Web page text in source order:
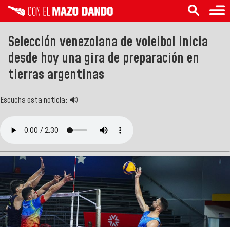
Selección venezolana de voleibol inicia
desde hoy una gira de preparación en
tierras argentinas
Escucha esta noticia: 🔊